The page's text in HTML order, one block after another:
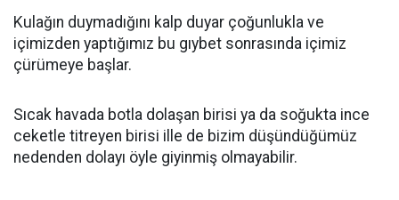
Kulağın duymadığını kalp duyar çoğunlukla ve
içimizden yaptığımız bu gıybet sonrasında içimiz
çürümeye başlar.
Sıcak havada botla dolaşan birisi ya da soğukta ince
ceketle titreyen birisi ille de bizim düşündüğümüz
nedenden dolayı öyle giyinmiş olmayabilir.